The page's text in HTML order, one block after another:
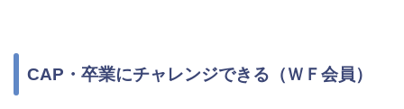
CAP・卒業にチャレンジできる（ＷＦ会員）